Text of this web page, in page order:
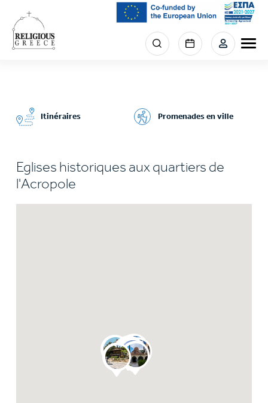
main
content
Menu
section
Itinéraires Promenades en ville
Eglises historiques aux quartiers de
l'Acropole